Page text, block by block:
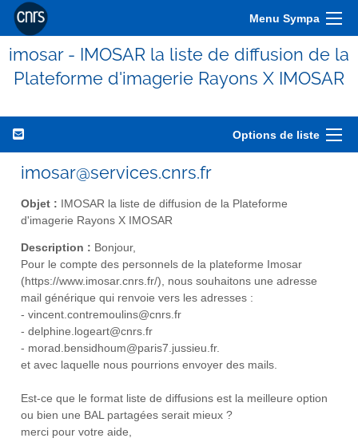
Menu Sympa
imosar - IMOSAR la liste de diffusion de la
Plateforme d'imagerie Rayons X IMOSAR
Options de liste
imosar@services.cnrs.fr
Objet : IMOSAR la liste de diffusion de la Plateforme
d'imagerie Rayons X IMOSAR
Description : Bonjour,
Pour le compte des personnels de la plateforme Imosar
(https://www.imosar.cnrs.fr/), nous souhaitons une adresse
mail générique qui renvoie vers les adresses :
- vincent.contremoulins@cnrs.fr
- delphine.logeart@cnrs.fr
- morad.bensidhoum@paris7.jussieu.fr.
et avec laquelle nous pourrions envoyer des mails.
Est-ce que le format liste de diffusions est la meilleure option
ou bien une BAL partagées serait mieux ?
merci pour votre aide,